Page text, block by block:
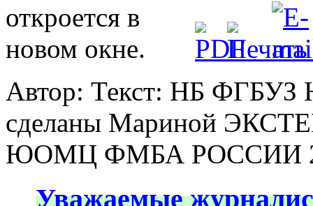
Автор: Текст: НБ
сделаны Мариной
ЮОМЦ ФМБА РОССИИ
Уважаемые